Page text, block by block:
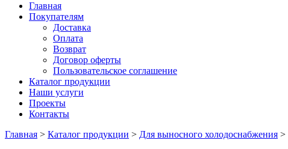
Главная
Покупателям
Доставка
Оплата
Возврат
Договор оферты
Пользовательское соглашение
Каталог продукции
Наши услуги
Проекты
Контакты
Главная > Каталог продукции > Для выносного холодоснабжения >